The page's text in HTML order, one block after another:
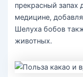
прекрасный запах
медицине,
Шелуха бобов
животных.